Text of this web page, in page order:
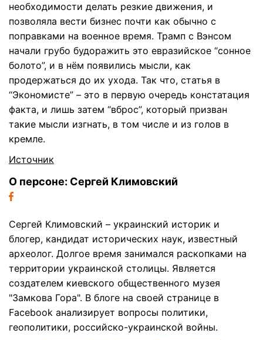
необходимости делать резкие движения, и
позволяла вести бизнес почти как обычно с
поправками на военное время. Трамп с Вэнсом
начали грубо будоражить это евразийское “сонное
болото”, и в нём появились мысли, как
продержаться до их ухода. Так что, статья в
“Экономисте” – это в первую очередь констатация
факта, и лишь затем “вброс”, который призван
такие мысли изгнать, в том числе и из голов в
кремле.
Источник
О персоне: Сергей Климовский
Сергей Климовский – украинский историк и
блогер, кандидат исторических наук, известный
археолог. Долгое время занимался раскопками на
территории украинской столицы. Является
создателем киевского общественного музея
"Замкова Гора". В блоге на своей странице в
Facebook анализирует вопросы политики,
геополитики, российско-украинской войны.